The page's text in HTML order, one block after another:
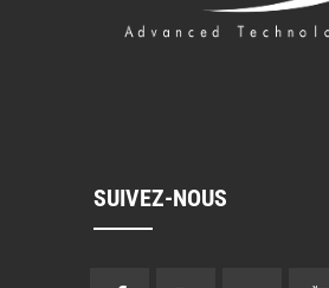
SUIVEZ-NOUS